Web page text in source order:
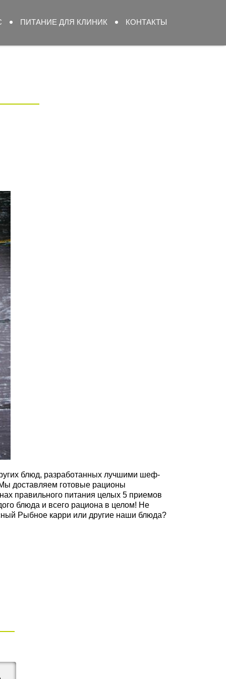
ПИТАНИЕ ДЛЯ КЛИНИК КОНТАКТЫ
блюд, разработанных лучшими шеф-
доставляем готовые рационы
правильного питания целых 5 приемов
блюда и всего рациона в целом! Не
Рыбное карри или другие наши блюда?